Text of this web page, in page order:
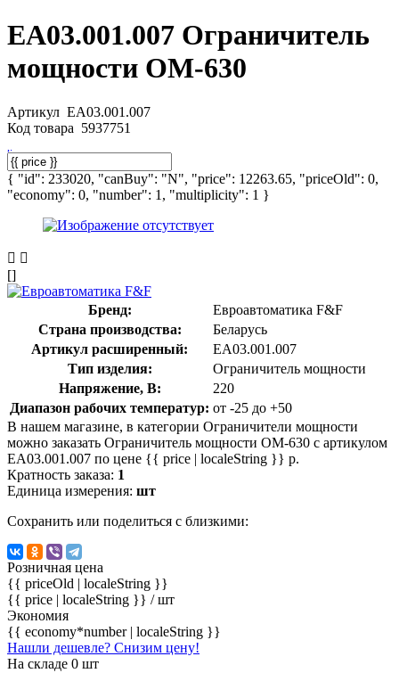
EA03.001.007 Ограничитель
мощности ОМ-630
Артикул EA03.001.007
Код товара 5937751
{ "id": 233020, "canBuy": "N", "price": 12263.65, "priceOld": 0,
"economy": 0, "number": 1, "multiplicity": 1 }
[]
Бренд:
Евроавтоматика F&F
Страна производства:
Беларусь
Артикул расширенный:
EA03.001.007
Тип изделия:
Ограничитель мощности
Напряжение, В:
220
Диапазон рабочих температур: от -25 до +50
В нашем магазине, в категории Ограничители мощности
можно заказать Ограничитель мощности ОМ-630 с артикулом
EA03.001.007 по цене {{ price | localeString }} р.
Кратность заказа: 1
Единица измерения: шт
Сохранить или поделиться с близкими:
Розничная цена
{{ priceOld | localeString }}
{{ price | localeString }} / шт
Экономия
{{ economy*number | localeString }}
Нашли дешевле? Снизим цену!
На складе 0 шт